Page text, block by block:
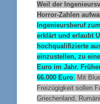
Weil der
Horror-Zahlen
Ingenieursberuf
erklärt und erlaubt
hochqualifizierte
einzustellen, zu
Euro im Jahr.
66.000 Euro. Mit
Freizügigkeit sollen
Griechenland,